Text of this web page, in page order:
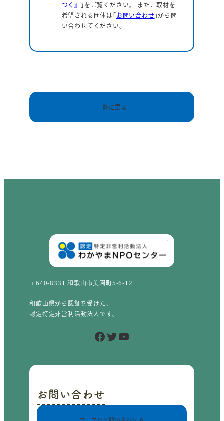
つく』
｣をご覧ください。 また、取材を
希望される団体は｢お問い合わせ ｣から問
い合わせてください。
一覧に戻る
〒640-8331 和歌山市美園町5-6-12
和歌山県から認証を受けた、
認定特定非営利活動法人です。
Facebook Twitter YouTube
お問い合わせ